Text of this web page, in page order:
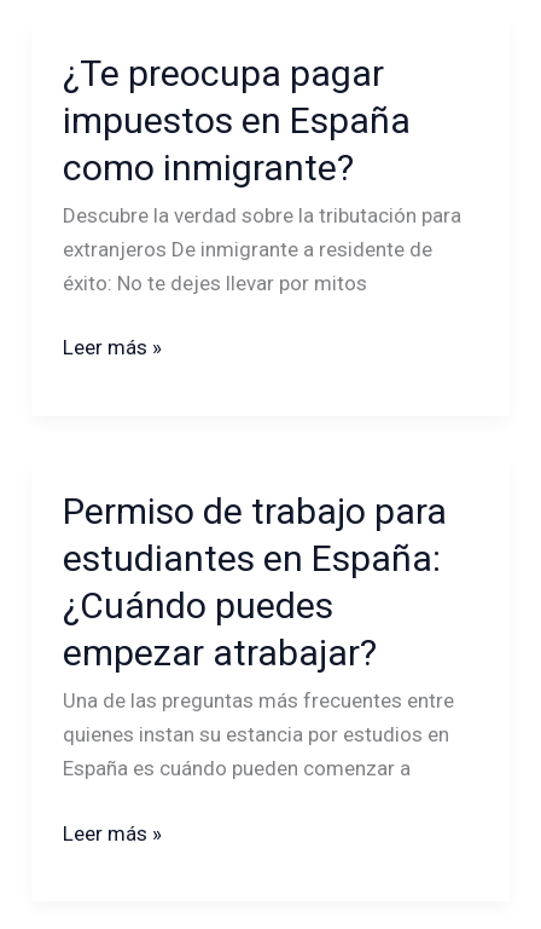
¿Te preocupa pagar
impuestos en España
como inmigrante?
Descubre la verdad sobre la tributación para
extranjeros De inmigrante a residente de
éxito: No te dejes llevar por mitos
¿Te
preocupa
pagar
impuestos
Leer más »
Permiso de trabajo para
estudiantes en España:
¿Cuándo puedes
empezar atrabajar?
Una de las preguntas más frecuentes entre
quienes instan su estancia por estudios en
España es cuándo pueden comenzar a
Permiso
trabajo
para
en
España:
¿Cuándo
puedes
atrabajar?
Leer más »